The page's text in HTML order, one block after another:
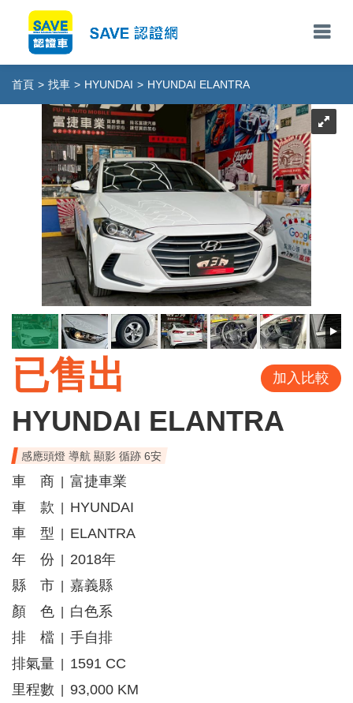
首頁 > 找車 > HYUNDAI > HYUNDAI ELANTRA
已售出 加入比較
HYUNDAI ELANTRA
感應頭燈 導航 顯影 循跡 6安
車 商
富捷車業
車 款
HYUNDAI
車 型
ELANTRA
年 份
2018年
縣 市
嘉義縣
顏 色
白色系
排 檔
手自排
排氣量
1591 CC
里程數
93,000 KM